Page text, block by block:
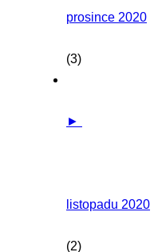
prosince 2020
(3)
►
listopadu 2020
(2)